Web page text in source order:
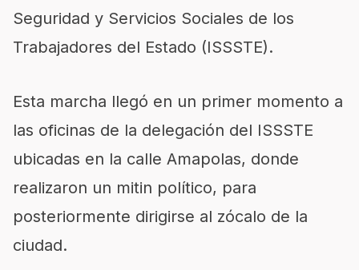
Seguridad y Servicios Sociales de los
Trabajadores del Estado (ISSSTE).
Esta marcha llegó en un primer momento a
las oficinas de la delegación del ISSSTE
ubicadas en la calle Amapolas, donde
realizaron un mitin político, para
posteriormente dirigirse al zócalo de la
ciudad.